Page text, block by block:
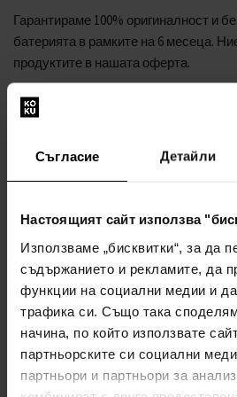
Съгласие Детайли
Настоящият сайт използва
Използваме „бисквитки“, за да
съдържанието и рекламите, да
функции на социални медии и
трафика си. Също така
начина, по който използвате
партньорските си социални
партньори и партньори за
Гарантираме 100% оригиналност и
батерията в рамките на 6 месеца.
продуктите в нашата оферта.
Така че не се колебайте да
5ATM
Номер на производителя:
Функции: Час, Минута
Механизъм: Батерия (кварцов)
Етикет на механизма: Swiss
Цвят на циферблата: Бял
Дисплей: Аналогов
Водоустойчивост: 5
Безел: Фиксиран
Повърхностна обработка:
Цвят на корпуса: Златен